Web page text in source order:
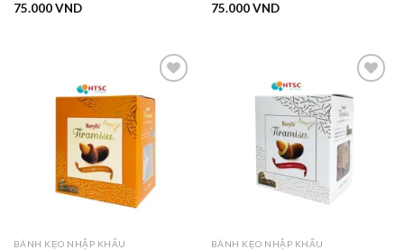
75.000VND
75.000VND
Add to
wishlist
BÁNH KẸO NHẬP KHẨU
Add to
wishlist
BÁNH KẸO NHẬP KHẨU